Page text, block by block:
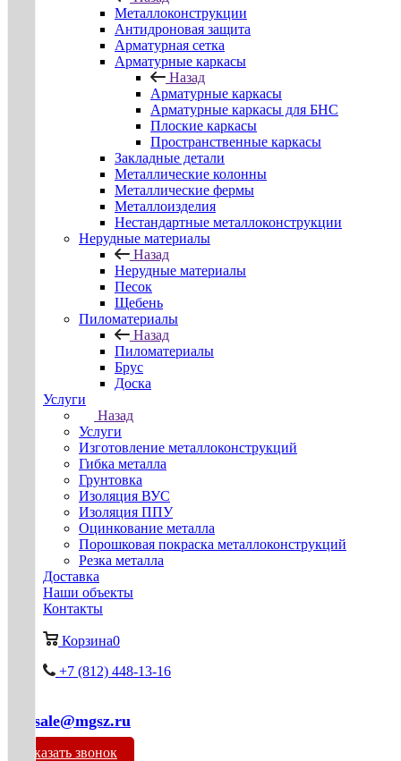
Металлоконструкции
Антидроновая защита
Арматурная сетка
Арматурные каркасы
Назад
Арматурные каркасы
Арматурные каркасы для БНС
Плоские каркасы
Пространственные каркасы
Закладные детали
Металлические колонны
Металлические фермы
Металлоизделия
Нестандартные металлоконструкции
Нерудные материалы
Назад
Нерудные материалы
Песок
Щебень
Пиломатериалы
Назад
Пиломатериалы
Брус
Доска
Услуги
Назад
Услуги
Изготовление металлоконструкций
Гибка металла
Грунтовка
Изоляция ВУС
Изоляция ППУ
Оцинкование металла
Порошковая покраска металлоконструкций
Резка металла
Доставка
Наши объекты
Контакты
Корзина0
+7 (812) 448-13-16
mg-sale@mgsz.ru
Заказать звонок